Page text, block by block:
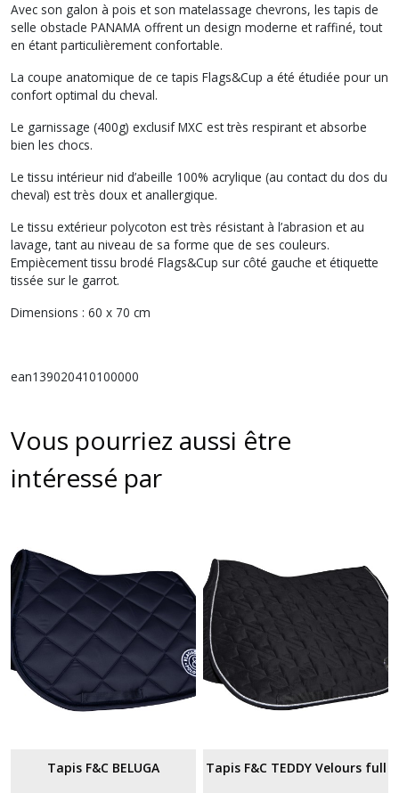
Avec son galon à pois et son matelassage chevrons, les tapis de
selle obstacle PANAMA offrent un design moderne et raffiné, tout
en étant particulièrement confortable.
La coupe anatomique de ce tapis Flags&Cup a été étudiée pour un
confort optimal du cheval.
Le garnissage (400g) exclusif MXC est très respirant et absorbe
bien les chocs.
Le tissu intérieur nid d’abeille 100% acrylique (au contact du dos du
cheval) est très doux et anallergique.
Le tissu extérieur polycoton est très résistant à l’abrasion et au
lavage, tant au niveau de sa forme que de ses couleurs.
Empiècement tissu brodé Flags&Cup sur côté gauche et étiquette
tissée sur le garrot.
Dimensions : 60 x 70 cm
ean139020410100000
Vous pourriez aussi être
intéressé par
Tapis F&C BELUGA Tapis F&C TEDDY Velours full